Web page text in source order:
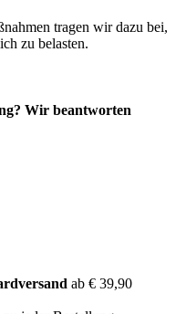
tragen wir dazu bei,
zu belasten.
Wir beantworten
ab € 39,90